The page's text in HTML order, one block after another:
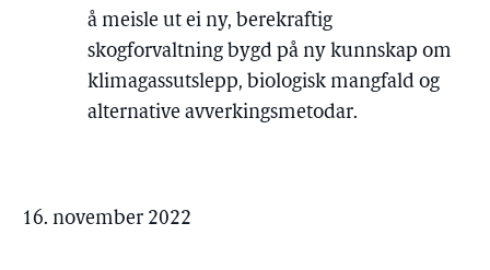
å meisle ut ei ny, berekraftig
skogforvaltning bygd på ny kunnskap om
klimagassutslepp, biologisk mangfald og
alternative avverkingsmetodar.
16. november 2022